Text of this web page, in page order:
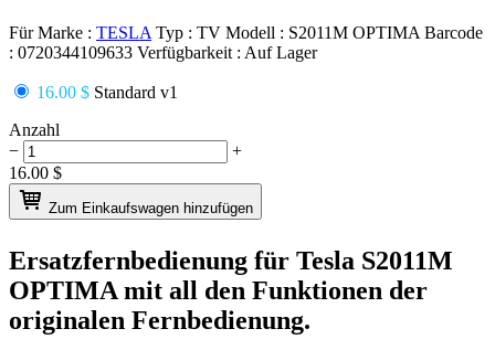
Für Marke : TESLA Typ : TV Modell : S2011M OPTIMA Barcode
: 0720344109633 Verfügbarkeit : Auf Lager
16.00 $ Standard v1
Anzahl
−
+
16.00 $
Zum Einkaufswagen hinzufügen
Ersatzfernbedienung für Tesla S2011M
OPTIMA mit all den Funktionen der
originalen Fernbedienung.